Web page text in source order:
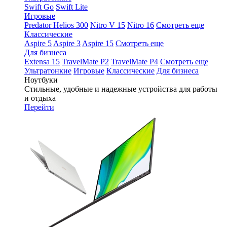
Swift Go Swift Lite
Игровые
Predator Helios 300 Nitro V 15 Nitro 16 Смотреть еще
Классические
Aspire 5 Aspire 3 Aspire 15 Смотреть еще
Для бизнеса
Extensa 15 TravelMate P2 TravelMate P4 Смотреть еще
Ультратонкие Игровые Классические Для бизнеса
Ноутбуки
Стильные, удобные и надежные устройства для работы
и отдыха
Перейти